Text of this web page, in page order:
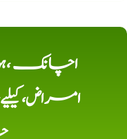
اچانک
امراض،